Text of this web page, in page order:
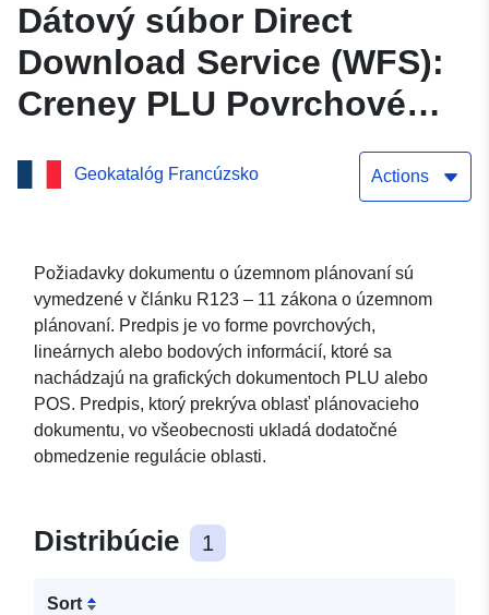
Dátový súbor Direct
Download Service (WFS):
Creney PLU Povrchové
predpisy v blízkosti Troyes
Geokatalóg Francúzsko Actions
Požiadavky dokumentu o územnom plánovaní sú
vymedzené v článku R123 – 11 zákona o územnom
plánovaní. Predpis je vo forme povrchových,
lineárnych alebo bodových informácií, ktoré sa
nachádzajú na grafických dokumentoch PLU alebo
POS. Predpis, ktorý prekrýva oblasť plánovacieho
dokumentu, vo všeobecnosti ukladá dodatočné
obmedzenie regulácie oblasti.
Distribúcie 1
Sort